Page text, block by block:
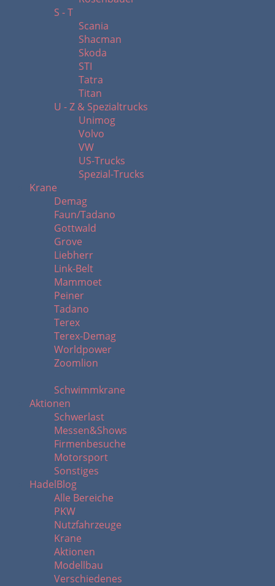
S - T
Scania
Shacman
Skoda
STI
Tatra
Titan
U - Z & Spezialtrucks
Unimog
Volvo
VW
US-Trucks
Spezial-Trucks
Krane
Demag
Faun/Tadano
Gottwald
Grove
Liebherr
Link-Belt
Mammoet
Peiner
Tadano
Terex
Terex-Demag
Worldpower
Zoomlion
Schwimmkrane
Aktionen
Schwerlast
Messen&Shows
Firmenbesuche
Motorsport
Sonstiges
HadelBlog
Alle Bereiche
PKW
Nutzfahrzeuge
Krane
Aktionen
Modellbau
Verschiedenes